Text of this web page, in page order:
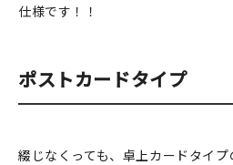
仕様です！！
ポストカードタイプ
綴じなくっても、卓上カードタイプ